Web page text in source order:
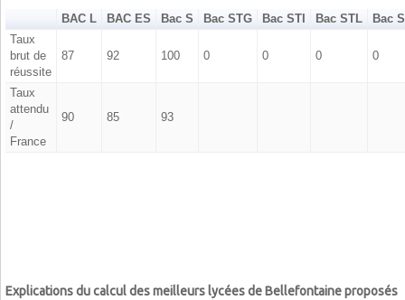
BAC L BAC ES Bac S Bac STG Bac STI Bac STL
Bac
Taux
brut de
réussite
87 92 100 0 0 0 0
Taux
attendu
/
France
90 85 93
Explications du calcul des meilleurs lycées de Bellefontaine proposés